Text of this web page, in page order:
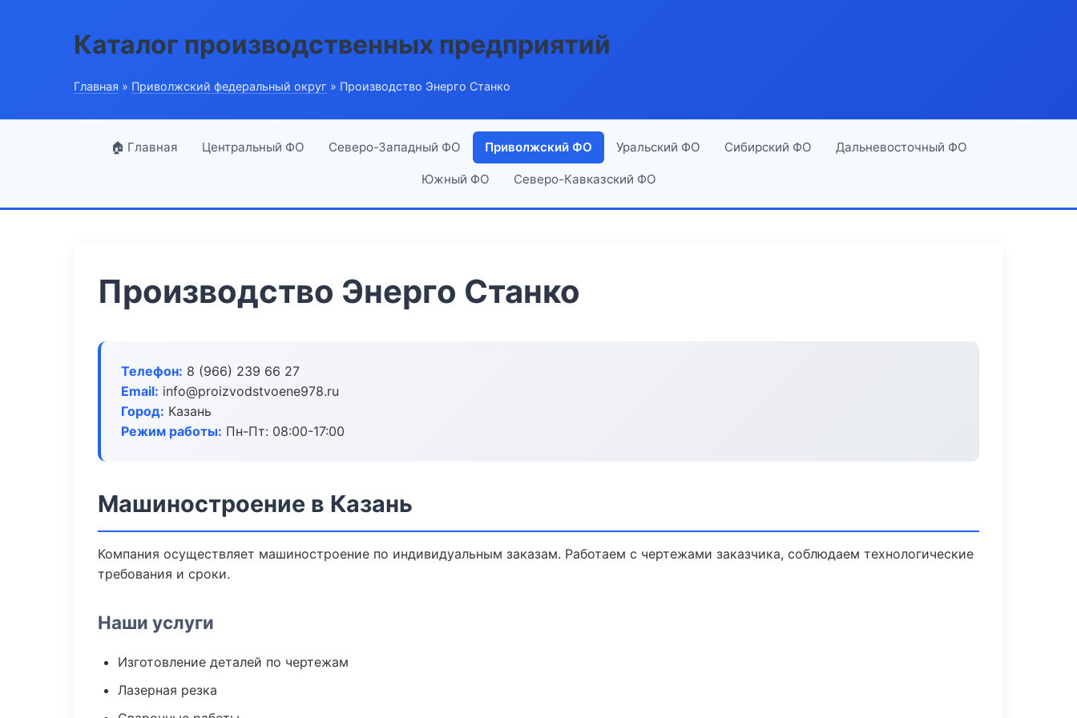
Каталог производственных предприятий
Главная » Приволжский федеральный округ » Производство Энерго Станко
🏠 Главная Центральный ФО Северо-Западный ФО Приволжский ФО Уральский ФО Сибирский ФО Дальневосточный ФО
Южный ФО Северо-Кавказский ФО
Производство Энерго Станко
Телефон: 8 (966) 239 66 27
Email: info@proizvodstvoene978.ru
Город: Казань
Режим работы: Пн-Пт: 08:00-17:00
Машиностроение в Казань
Компания осуществляет машиностроение по индивидуальным заказам. Работаем с чертежами заказчика, соблюдаем технологические
требования и сроки.
Наши услуги
Изготовление деталей по чертежам
Лазерная резка